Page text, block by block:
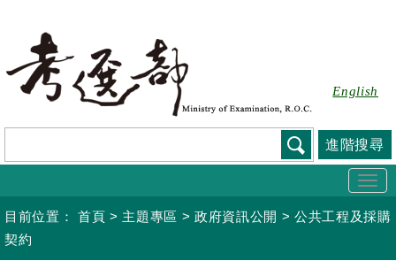
要
容
English
進階搜尋
目前位置： 首頁 > 主題專區 >政府資訊公開 >公共工程及採購
契約